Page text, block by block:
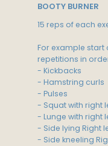
BOOTY BURNER
15 reps of each
For example start
repetitions in
- Kickbacks
- Hamstring curls
- Pulses
- Squat with right
- Lunge with right
- Side lying Right
- Side kneeling